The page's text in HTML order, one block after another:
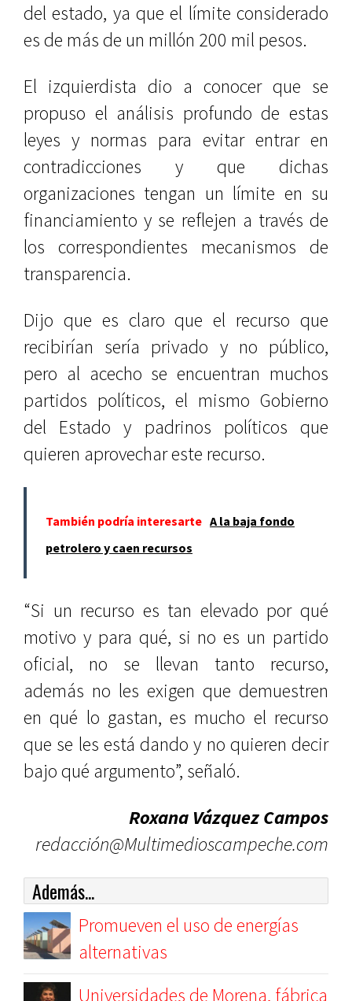
del estado, ya que el límite considerado
es de más de un millón 200 mil pesos.
El izquierdista dio a conocer que se
propuso el análisis profundo de estas
leyes y normas para evitar entrar en
contradicciones y que dichas
organizaciones tengan un límite en su
financiamiento y se reflejen a través de
los correspondientes mecanismos de
transparencia.
Dijo que es claro que el recurso que
recibirían sería privado y no público,
pero al acecho se encuentran muchos
partidos políticos, el mismo Gobierno
del Estado y padrinos políticos que
quieren aprovechar este recurso.
También podría interesarte A la baja fondo
petrolero y caen recursos
“Si un recurso es tan elevado por qué
motivo y para qué, si no es un partido
oficial, no se llevan tanto recurso,
además no les exigen que demuestren
en qué lo gastan, es mucho el recurso
que se les está dando y no quieren decir
bajo qué argumento”, señaló.
Roxana Vázquez Campos
redacción@Multimedioscampeche.com
Además...
Promueven el uso de energías
alternativas
Universidades de Morena, fábrica